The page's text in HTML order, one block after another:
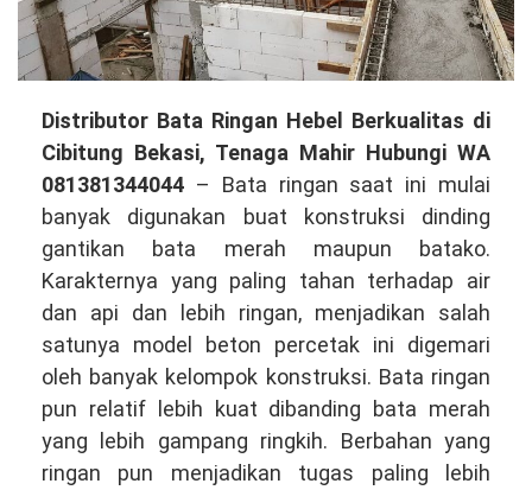
Distributor
Bata
Ringan
Hebel
Berkualitas
di
Cibitung
Bekasi,
Tenaga
Mahir
Hubungi
WA
Distributor Bata Ringan Hebel Berkualitas di
Cibitung Bekasi, Tenaga Mahir Hubungi WA
081381344044 – Bata ringan saat ini mulai
banyak digunakan buat konstruksi dinding
gantikan bata merah maupun batako.
Karakternya yang paling tahan terhadap air
dan api dan lebih ringan, menjadikan salah
satunya model beton percetak ini digemari
oleh banyak kelompok konstruksi. Bata ringan
pun relatif lebih kuat dibanding bata merah
yang lebih gampang ringkih. Berbahan yang
ringan pun menjadikan tugas paling lebih